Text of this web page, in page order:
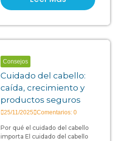
Consejos
Cuidado del cabello:
caída, crecimiento y
productos seguros
25/11/2025 Comentarios: 0
Por qué el cuidado del cabello
importa El cuidado del cabello